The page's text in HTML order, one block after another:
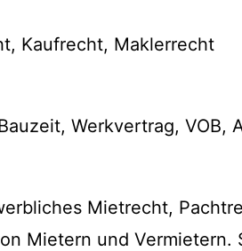
Kaufrecht, Maklerrecht
Werkvertrag, VOB,
Mietrecht,
Mietern und Vermietern.